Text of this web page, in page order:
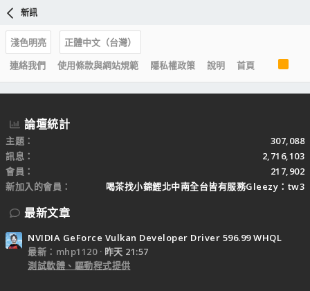
新訊
淺色明亮
正體中文（台灣）
連絡我們
使用條款與網站規範 隱私權政策 說明 首頁
S
論壇統計
主題
307,088
訊息
2,716,103
會員
217,902
新加入的會員
喝茶找小錦鯉北中南全台皆有服務Gleezy：tw3
最新文章
NVIDIA GeForce Vulkan Developer Driver 596.99 WHQL
最新：mhp1120
昨天 21:57
測試軟體、驅動程式提供